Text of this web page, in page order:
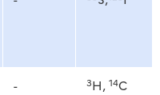
- 3H, 14C